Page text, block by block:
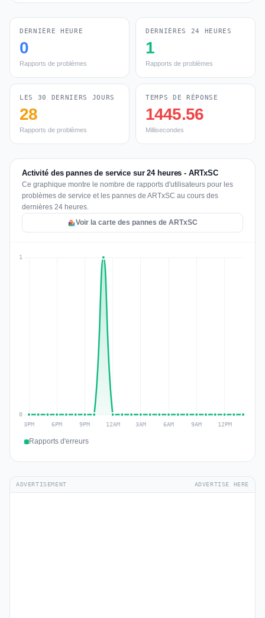
DERNIÈRE HEURE
0
Rapports de problèmes
DERNIÈRES 24 HEURES
1
Rapports de problèmes
LES 30 DERNIERS JOURS
28
Rapports de problèmes
TEMPS DE RÉPONSE
1445.56
Millisecondes
Activité des pannes de service sur 24 heures - ARTxSC
Ce graphique montre le nombre de rapports d'utilisateurs pour les
problèmes de service et les pannes de ARTxSC au cours des
dernières 24 heures.
Voir la carte des pannes de ARTxSC
Rapports d'erreurs
ADVERTISEMENT ADVERTISE HERE